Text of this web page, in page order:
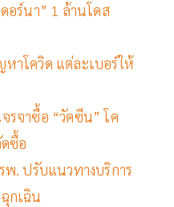
อร์นา” 1 ล้านโดส
าโควิด แต่ละเบอร์ให้
รจาซื้อ “วัคซีน” โค
ซื้อ
. ปรับแนวทางบริการ
กเฉิน